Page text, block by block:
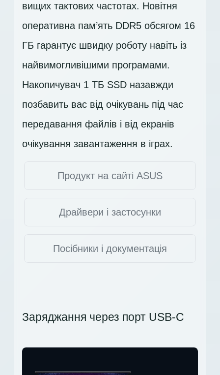
вищих тактових частотах. Новітня
оперативна пам’ять DDR5 обсягом 16
ГБ гарантує швидку роботу навіть із
найвимогливішими програмами.
Накопичувач 1 ТБ SSD назавжди
позбавить вас від очікувань під час
передавання файлів і від екранів
очікування завантаження в іграх.
Продукт на сайті ASUS
Драйвери і застосунки
Посібники і документація
Заряджання через порт USB-C